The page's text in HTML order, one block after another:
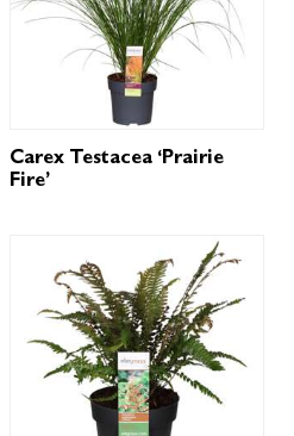
Carex Testacea ‘Prairie
Fire’